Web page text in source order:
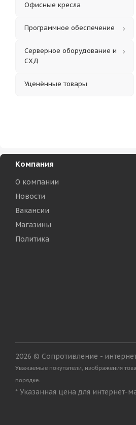
Офисные кресла
Программное обеспечение
Серверное оборудование и
СХД
Уценённые товары
Компания
О компании
Новости
Вакансии
Магазины
Политика
2026 © Сопротивление -
Уважаемые покупатели, изображения
порядке.
* Указанная цена для интернет-